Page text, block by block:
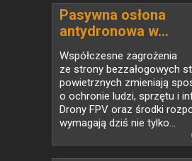
Pasywna osłona
antydronowa w...
Współczesne zagrożenia
ze strony bezzałogowych
powietrznych zmieniają
o ochronie ludzi, sprzętu i
Drony FPV oraz środki
wymagają dziś nie tylko...